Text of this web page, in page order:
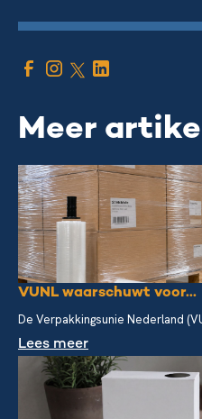
Meer
VUNL waarschuwt voor...
De Verpakkingsunie Nederland
Lees meer